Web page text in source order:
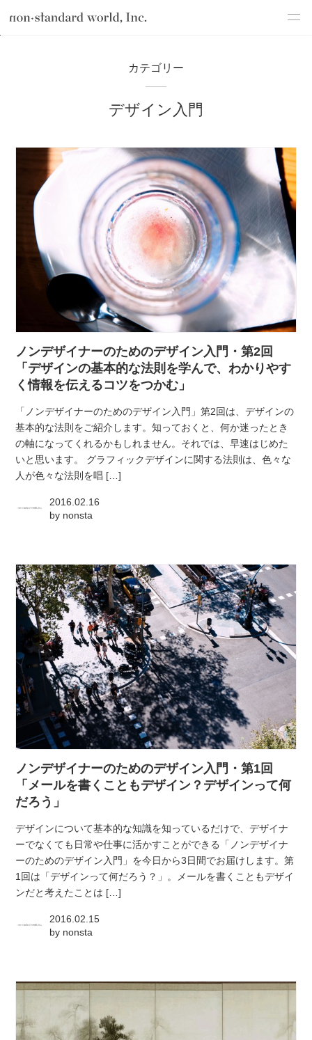
csr
works
shop
blog
recruit
atelier
contact
カテゴリー
デザイン入門
ノンデザイナーのためのデザイン入門・第2回
「デザインの基本的な法則を学んで、わかりやす
く情報を伝えるコツをつかむ」
「ノンデザイナーのためのデザイン入門」第2回は、デザインの
基本的な法則をご紹介します。知っておくと、何か迷ったとき
の軸になってくれるかもしれません。それでは、早速はじめた
いと思います。 グラフィックデザインに関する法則は、色々な
人が色々な法則を唱 […]
2016.02.16
by nonsta
ノンデザイナーのためのデザイン入門・第1回
「メールを書くこともデザイン？デザインって何
だろう」
デザインについて基本的な知識を知っているだけで、デザイナ
ーでなくても日常や仕事に活かすことができる「ノンデザイナ
ーのためのデザイン入門」を今日から3日間でお届けします。第
1回は「デザインって何だろう？」。メールを書くこともデザイ
ンだと考えたことは […]
2016.02.15
by nonsta